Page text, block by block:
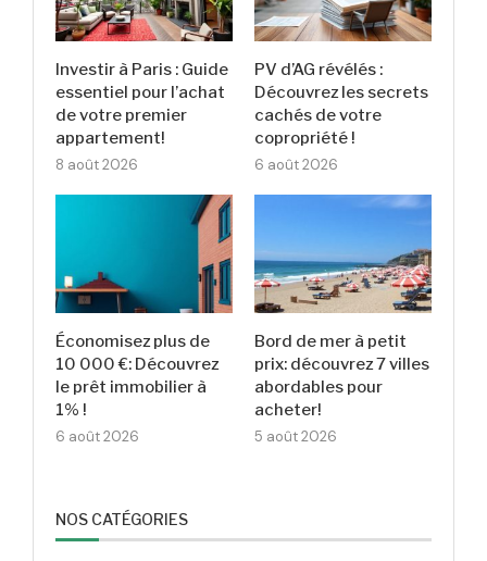
Investir à Paris : Guide
essentiel pour l’achat
de votre premier
appartement!
8 août 2026
PV d’AG révélés :
Découvrez les secrets
cachés de votre
copropriété !
6 août 2026
Économisez plus de
10 000 €: Découvrez
le prêt immobilier à
1% !
6 août 2026
Bord de mer à petit
prix: découvrez 7 villes
abordables pour
acheter!
5 août 2026
NOS CATÉGORIES